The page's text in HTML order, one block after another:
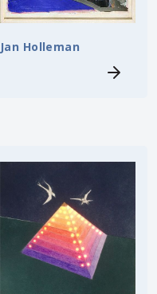
Jan Holleman